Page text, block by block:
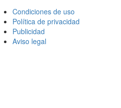
Condiciones de uso
Política de privacidad
Publicidad
Aviso legal